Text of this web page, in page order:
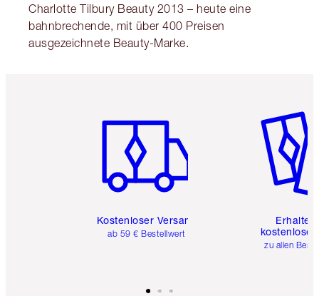
Charlotte Tilbury Beauty 2013 – heute eine
bahnbrechende, mit über 400 Preisen
ausgezeichnete Beauty-Marke.
Kostenloser Versand
ab 59 € Bestellwert
Erhalte
kostenlose
zu allen